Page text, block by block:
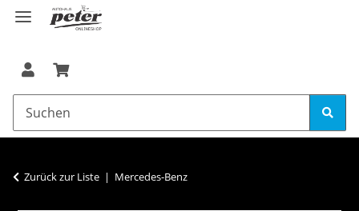
Zurück zur Liste Mercedes-Benz